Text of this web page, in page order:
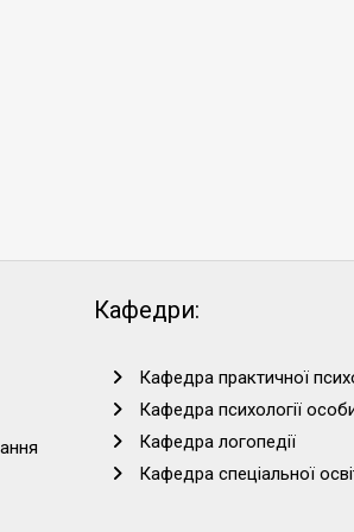
Кафедри:
Кафедра практичної
Кафедра психології
Кафедра логопедії
Кафедра спеціальної